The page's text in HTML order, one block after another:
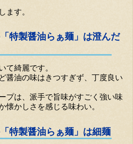
ます。
特製醤油らぁ麺」は澄んだ
て綺麗です。
醤油の味はきつすぎず、丁度良い
プは、派手で旨味がすごく強い味
懐かしさを感じる味わい。
特製醤油らぁ麺」は細麺